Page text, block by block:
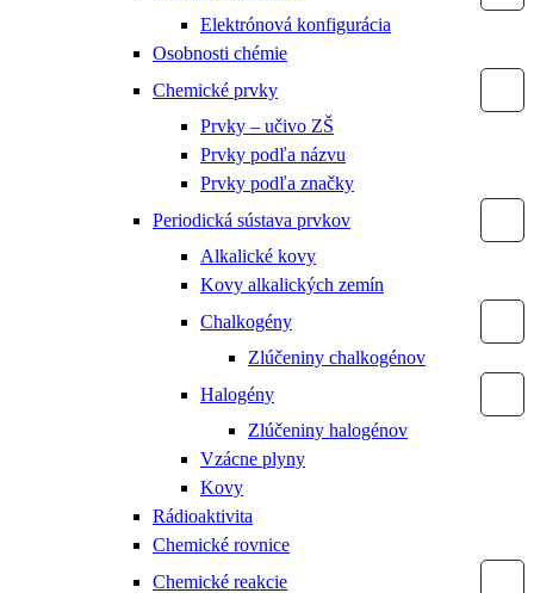
Elektrónová konfigurácia
Osobnosti chémie
Chemické prvky
Prvky – učivo ZŠ
Prvky podľa názvu
Prvky podľa značky
Periodická sústava prvkov
Alkalické kovy
Kovy alkalických zemín
Chalkogény
Zlúčeniny chalkogénov
Halogény
Zlúčeniny halogénov
Vzácne plyny
Kovy
Rádioaktivita
Chemické rovnice
Chemické reakcie